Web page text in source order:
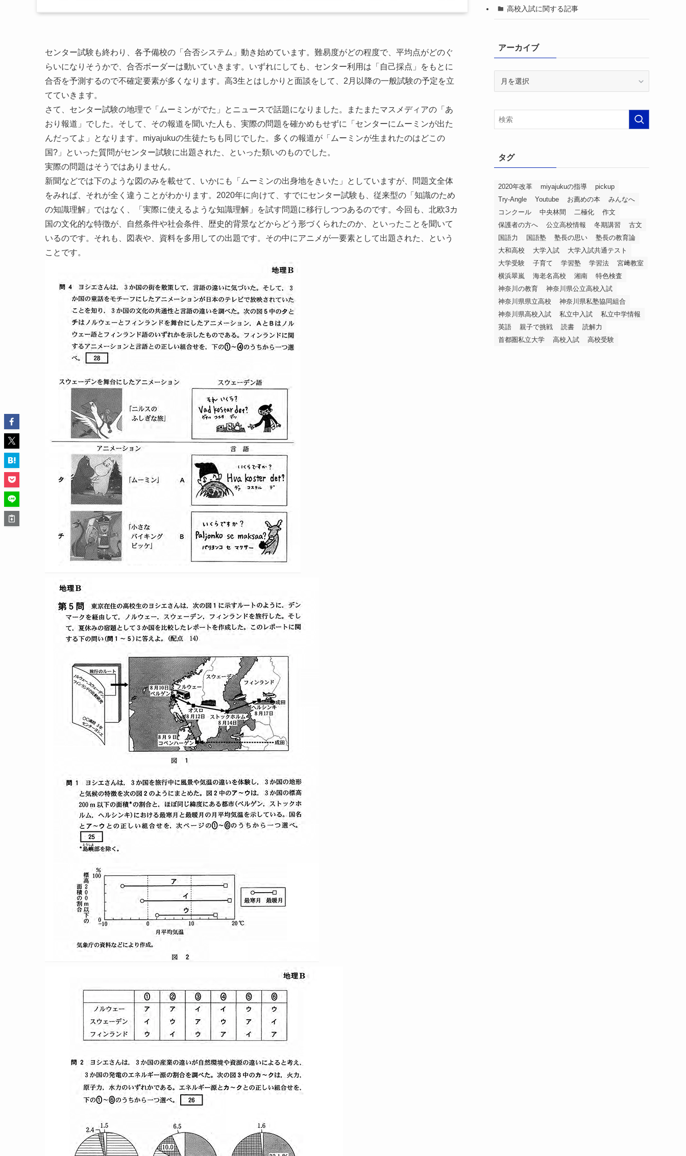
センター試験も終わり、各予備校の「合否システム」動き始めています。難易度がどの程度で、平均点がどのぐ
らいになりそうかで、合否ボーダーは動いていきます。いずれにしても、センター利用は「自己採点」をもとに
合否を予測するので不確定要素が多くなります。高3生とはしかりと面談をして、2月以降の一般試験の予定を立
てていきます。
さて、センター試験の地理で「ムーミンがでた」とニュースで話題になりました。またまたマスメディアの「あ
おり報道」でした。そして、その報道を聞いた人も、実際の問題を確かめもせずに「センターにムーミンが出た
んだってよ」となります。miyajukuの生徒たちも同じでした。多くの報道が「ムーミンが生まれたのはどこの
国?」といった質問がセンター試験に出題された、といった類いのものでした。
実際の問題はそうではありません。
新聞などでは下のような図のみを載せて、いかにも「ムーミンの出身地をきいた」としていますが、問題文全体
をみれば、それが全く違うことがわかります。2020年に向けて、すでにセンター試験も、従来型の「知識のため
の知識理解」ではなく、「実際に使えるような知識理解」を試す問題に移行しつつあるのです。今回も、北欧3カ
国の文化的な特徴が、自然条件や社会条件、歴史的背景などからどう形づくられたのか、といったことを聞いて
いるのです。それも、図表や、資料を多用しての出題です。その中にアニメが一要素として出題された、という
ことです。
高校入試に関する記事
アーカイブ
イ
ブ
タグ
2020年改革 miyajukuの指導
pickup
Try-Angle
Youtube お薦めの本
みんなへ
コンクール
中央林間 二極化
作文
保護者の方へ
公立高校情報 冬期講習
古文
国語力
国語塾 塾長の思い
塾長の教育論
大和高校
大学入試
大学入試共通テスト
大学受験
子育て 学習塾 学習法
宮﨑教室
横浜翠嵐
海老名高校 湘南
特色検査
神奈川の教育
神奈川県公立高校入試
神奈川県県立高校
神奈川県私塾協同組合
神奈川県高校入試
私立中入試
私立中学情報
英語
親子で挑戦 読書
読解力
首都圏私立大学
高校入試 高校受験